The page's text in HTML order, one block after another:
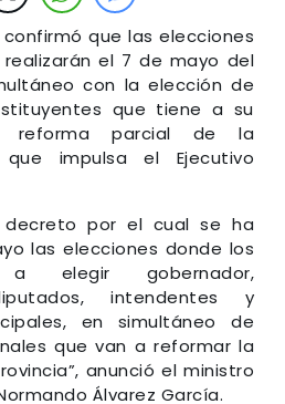
confirmó que las elecciones
el 7 de mayo del
con la elección de
que tiene a su
reforma parcial de la
impulsa el Ejecutivo
decreto por el cual se ha
las elecciones donde los
elegir gobernador,
intendentes y
en simultáneo de
que van a reformar la
anunció el ministro
Álvarez García.